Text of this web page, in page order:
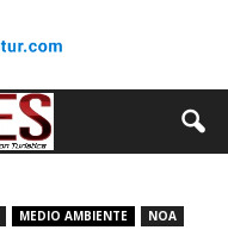
MEDIO AMBIENTE NOA